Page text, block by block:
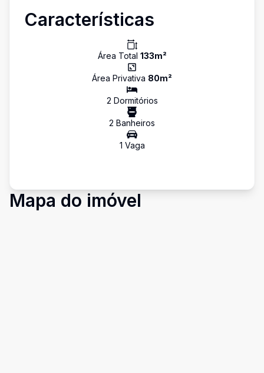
Características
Área Total 133m²
Área Privativa 80m²
2 Dormitórios
2 Banheiros
1 Vaga
Mapa do imóvel